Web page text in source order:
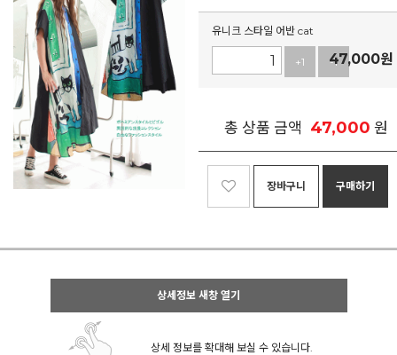
유니크 스타일 어반 cat
+1 -1
47,000원
총 상품 금액 47,000 원
장바구니 구매하기
상세정보 새창 열기
상세 정보를 확대해 보실 수 있습니다.